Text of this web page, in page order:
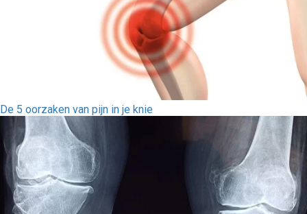
De 5 oorzaken van pijn in je knie